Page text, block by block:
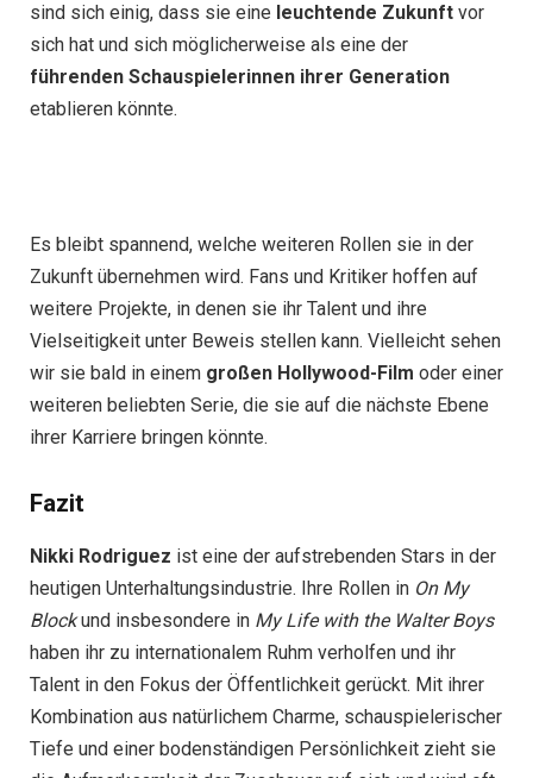
sind sich einig, dass sie eine leuchtende Zukunft vor
sich hat und sich möglicherweise als eine der
führenden Schauspielerinnen ihrer Generation
etablieren könnte.
Es bleibt spannend, welche weiteren Rollen sie in der
Zukunft übernehmen wird. Fans und Kritiker hoffen auf
weitere Projekte, in denen sie ihr Talent und ihre
Vielseitigkeit unter Beweis stellen kann. Vielleicht sehen
wir sie bald in einem großen Hollywood-Film oder einer
weiteren beliebten Serie, die sie auf die nächste Ebene
ihrer Karriere bringen könnte.
Fazit
Nikki Rodriguez ist eine der aufstrebenden Stars in der
heutigen Unterhaltungsindustrie. Ihre Rollen in On My
Blockund insbesondere in My Life with the Walter Boys
haben ihr zu internationalem Ruhm verholfen und ihr
Talent in den Fokus der Öffentlichkeit gerückt. Mit ihrer
Kombination aus natürlichem Charme, schauspielerischer
Tiefe und einer bodenständigen Persönlichkeit zieht sie